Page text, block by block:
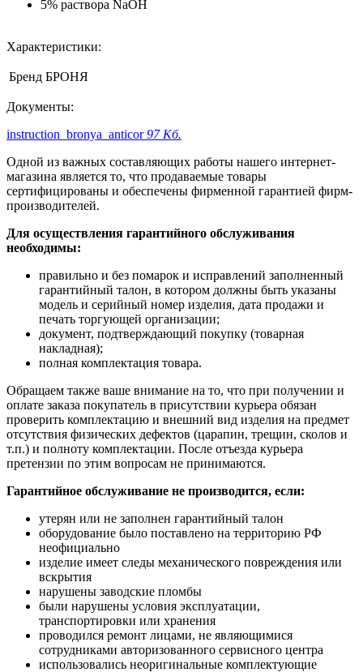
5% раствора NaOH
Характеристики:
Бренд БРОНЯ
Документы:
instruction_bronya_anticor 97 Кб.
Одной из важных составляющих работы нашего интернет-
магазина является то, что продаваемые товары
сертифицированы и обеспечены фирменной гарантией фирм-
производителей.
Для осуществления гарантийного обслуживания
необходимы:
правильно и без помарок и исправлений заполненный
гарантийный талон, в котором должны быть указаны
модель и серийный номер изделия, дата продажи и
печать торгующей организации;
документ, подтверждающий покупку (товарная
накладная);
полная комплектация товара.
Обращаем также ваше внимание на то, что при получении и
оплате заказа покупатель в присутствии курьера обязан
проверить комплектацию и внешний вид изделия на предмет
отсутствия физических дефектов (царапин, трещин, сколов и
т.п.) и полноту комплектации. После отъезда курьера
претензии по этим вопросам не принимаются.
Гарантийное обслуживание не производится, если:
утерян или не заполнен гарантийный талон
оборудование было поставлено на территорию РФ
неофициально
изделие имеет следы механического повреждения или
вскрытия
нарушены заводские пломбы
были нарушены условия эксплуатации,
транспортировки или хранения
проводился ремонт лицами, не являющимися
сотрудниками авторизованного сервисного центра
использовались неоригинальные комплектующие